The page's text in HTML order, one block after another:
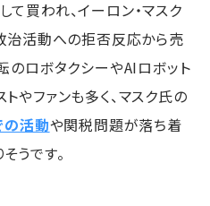
て買われ、イーロン・マスク
治活動への拒否反応から売
のロボタクシーやAIロボット
やファンも多く、マスク氏の
の活動や関税問題が落ち着
うです。